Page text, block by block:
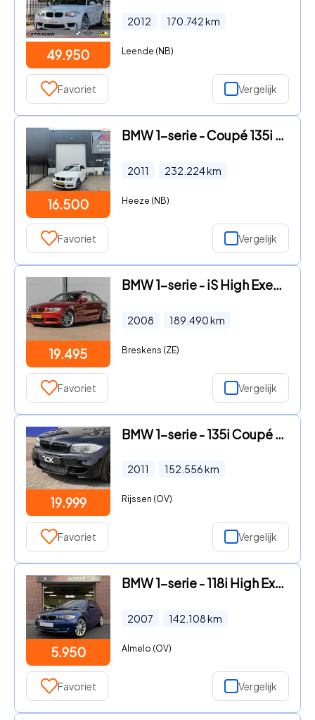
49.950
2012 170.742km
Leende (NB)
Favoriet Vergelijk
16.500
BMW 1-serie - Coupé 135i High Executive SCHUIFDAK/LEDER/XENON/18'/450PK
2011 232.224km
Heeze (NB)
Favoriet Vergelijk
19.495
BMW 1-serie - iS High Exec. | 443PK | Hybrids | Handges | 2e Eig
2008 189.490km
Breskens (ZE)
Favoriet Vergelijk
19.999
BMW 1-serie - 135i Coupé Automaat 365pk Leer Dak Voll
2011 152.556km
Rijssen (OV)
Favoriet Vergelijk
5.950
BMW 1-serie - 118i High Executive | Airco | Navi | Rijklaar
2007 142.108km
Almelo (OV)
Favoriet Vergelijk